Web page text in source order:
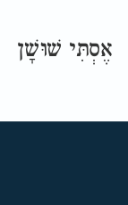
אֶסְתִּי שׁוּשָׁן